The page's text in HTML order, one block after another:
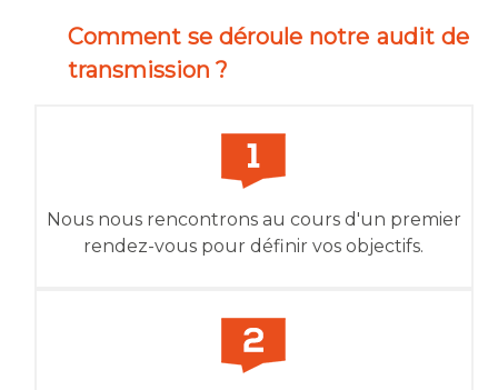
Comment se déroule notre audit de
transmission ?
Nous nous rencontrons au cours d'un premier
rendez-vous pour définir vos objectifs.